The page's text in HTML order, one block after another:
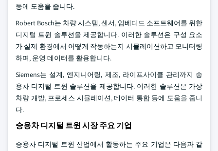
등에 도움을 줍니다.
Robert Bosch는 차량 시스템, 센서, 임베디드 소프트웨어를 위한
디지털 트윈 솔루션을 제공합니다. 이러한 솔루션은 구성 요소
가 실제 환경에서 어떻게 작동하는지 시뮬레이션하고 모니터링
하며, 운영 데이터를 활용합니다.
Siemens는 설계, 엔지니어링, 제조, 라이프사이클 관리까지 승
용차 디지털 트윈 솔루션을 제공합니다. 이러한 솔루션은 가상
차량 개발, 프로세스 시뮬레이션, 데이터 통합 등에 도움을 줍니
다.
승용차 디지털 트윈 시장 주요 기업
승용차 디지털 트윈 산업에서 활동하는 주요 기업은 다음과 같